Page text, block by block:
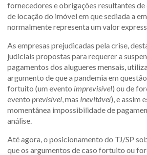
fornecedores e obrigações resultantes
de locação do imóvel em que sediada a
normalmente representa um valor
As empresas prejudicadas pela crise,
judiciais propostas para requerer a
pagamentos dos alugueres mensais,
argumento de que a pandemia em
fortuito (um evento imprevisível) ou de
evento previsível, mas inevitável), e assim
momentânea impossibilidade de
análise.
Até agora, o posicionamento do TJ/SP
que os argumentos de caso fortuito ou